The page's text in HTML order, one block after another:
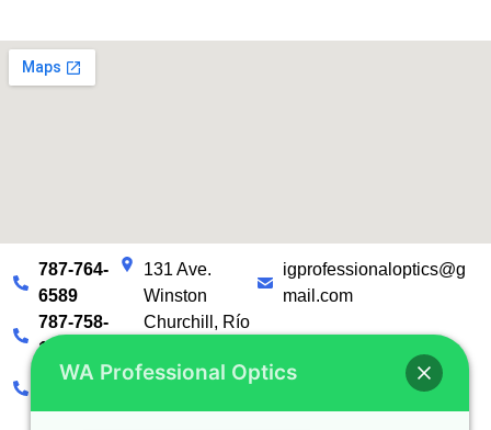
787-764-
6589
787-758-
1981
787-235-
131 Ave.
Winston
Churchill, Río
igprofessionaloptics@g
mail.com
WA Professional Optics